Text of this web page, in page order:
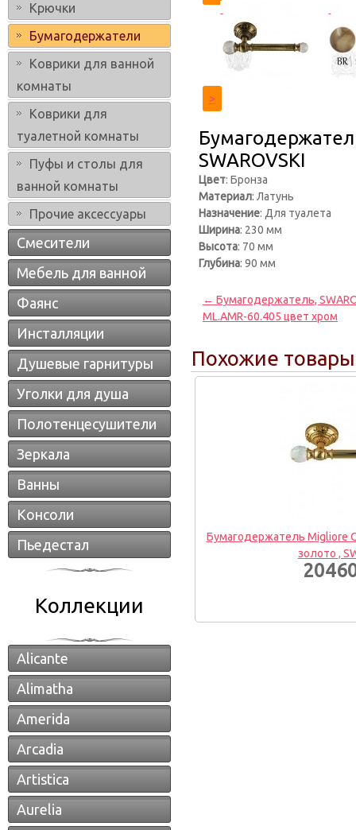
Крючки
Бумагодержатели
Коврики для ванной
комнаты
Коврики для
туалетной комнаты
Пуфы и столы для
ванной комнаты
Прочие аксессуары
Смесители
Мебель для ванной
Фаянс
Инсталляции
Душевые гарнитуры
Уголки для душа
Полотенцесушители
Зеркала
Ванны
Консоли
Пьедестал
Коллекции
Alicante
Alimatha
Amerida
Arcadia
Artistica
Aurelia
>
SWAROVSKI
Цвет: Бронза
Материал: Латунь
Назначение: Для туалета
Ширина: 230 мм
Высота: 70 мм
Глубина: 90 мм
← Бумагодержатель,
ML.AMR-60.405 цвет хром
Похожие товары
Бумагодержатель Migliore
золото ,